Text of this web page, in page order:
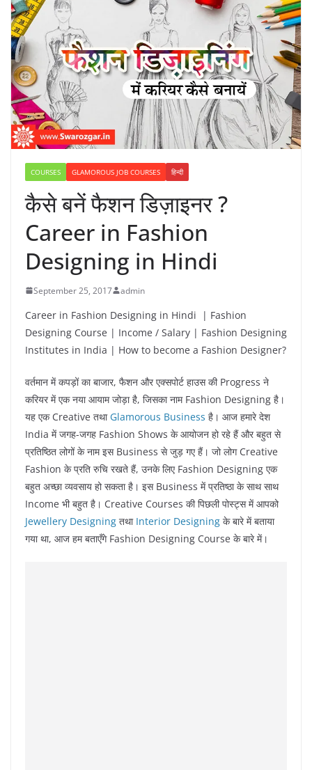
COURSES GLAMOROUS JOB COURSES हिन्दी
कैसे बनें फैशन डिज़ाइनर ?
Career in Fashion
Designing in Hindi
September 25, 2017 admin
Career in Fashion Designing in Hindi | Fashion
Designing Course | Income / Salary | Fashion Designing
Institutes in India | How to become a Fashion Designer?
वर्तमान में कपड़ों का बाजार, फैशन और एक्सपोर्ट हाउस की Progress ने
करियर में एक नया आयाम जोड़ा है, जिसका नाम Fashion Designing है।
यह एक Creative तथा Glamorous Business है। आज हमारे देश
India में जगह-जगह Fashion Shows के आयोजन हो रहे हैं और बहुत से
प्रतिष्ठित लोगों के नाम इस Business से जुड़ गए हैं। जो लोग Creative
Fashion के प्रति रुचि रखते हैं, उनके लिए Fashion Designing एक
बहुत अच्छा व्यवसाय हो सकता है। इस Business में प्रतिष्ठा के साथ साथ
Income भी बहुत है। Creative Courses की पिछली पोस्ट्स में आपको
Jewellery Designing तथा Interior Designing के बारे में बताया
गया था, आज हम बताएँगे Fashion Designing Course के बारे में।